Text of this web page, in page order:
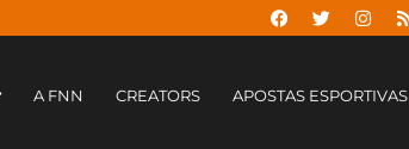
A FNN CREATORS APOSTAS ESPORTIVAS